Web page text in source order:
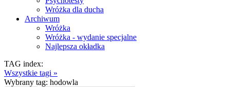
Wróżka dla ducha
Archiwum
Wróżka
Wróżka - wydanie specjalne
Najlepsza okładka
TAG index:
Wszystkie tagi »
Wybrany tag: hodowla